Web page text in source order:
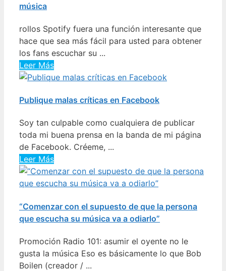
música
rollos Spotify fuera una función interesante que
hace que sea más fácil para usted para obtener
los fans escuchar su ...
Leer Más
Publique malas críticas en Facebook
Soy tan culpable como cualquiera de publicar
toda mi buena prensa en la banda de mi página
de Facebook. Créeme, ...
Leer Más
“Comenzar con el supuesto de que la persona
que escucha su música va a odiarlo”
Promoción Radio 101: asumir el oyente no le
gusta la música Eso es básicamente lo que Bob
Boilen (creador / ...